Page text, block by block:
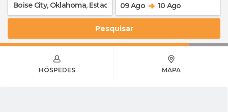
09 Ago 10 Ago
Pesquisar
HÓSPEDES MAPA